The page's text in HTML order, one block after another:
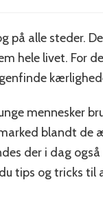
på alle steder.
hele livet. For
mennesker
blandt de
der i dag
tips og tricks